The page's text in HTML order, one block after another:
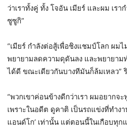
ว่าเราทั้งคู่ ทั้ง โจอัน เมียร์ และผม เร
ซูซูกิ”
“เมียร์ กำลังต่อสู้เพื่อชิงแชมป์โลก ผม
พยายามลดความดุดันลง และพยายาม
ได้ดี ขณะเดียวกันบางทีมันก็ล้มเหลว”
“พวกเขาค่อนข้างดีกว่าเรา ผมอยาก
เพราะในอดีต ดูคาติ เป็นรถแข่งที่ทำง
แอนด์โก’ เท่านั้น แต่ตอนนี้ในเกือบทุก